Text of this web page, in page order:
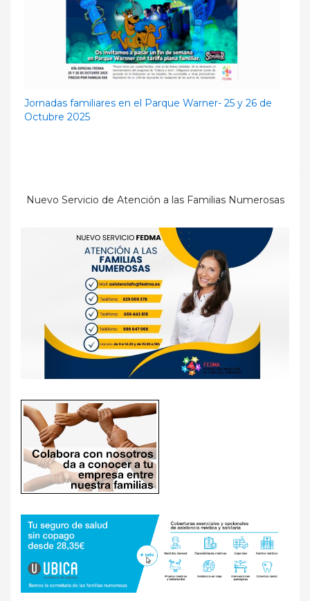
Jornadas familiares en el Parque Warner- 25 y 26 de
Octubre 2025
Nuevo Servicio de Atención a las Familias Numerosas